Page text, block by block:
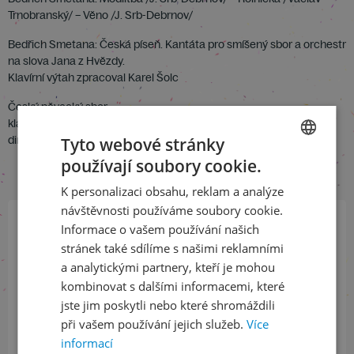
Trnobranský/ – Věno /J. Srb-Debrnov/
Bedřich Smetana: Česká píseň. Kantáta pro smíšený sbor a orchestr
na slova Jana z Hvězdy.
Klavírní výtah zpracoval Karel Šolc
Český pěvecký sbor
klavír: Markéta Kühnová, Antonín Šídlo
dir. prof. Jan Kühn
Přihlaste se k našemu newsletteru
a buďte jako první v obraze
ODEBÍRAT NEWSLETTER
ENGLISH
Tyto webové stránky
používají soubory cookie.
K personalizaci obsahu, reklam a analýze
návštěvnosti používáme soubory cookie.
Informace o vašem používání našich
stránek také sdílíme s našimi reklamními
a analytickými partnery, kteří je mohou
kombinovat s dalšími informacemi, které
jste jim poskytli nebo které shromáždili
při vašem používání jejich služeb. Více
informací